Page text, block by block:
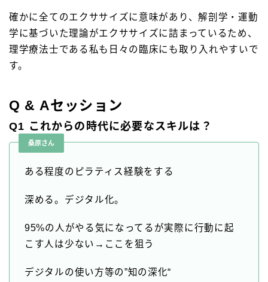
確かに全てのエクササイズに意味があり、解剖学・運動
学に基づいた理論がエクササイズに詰まっているため、
理学療法士である私も日々の臨床にも取り入れやすいで
す。
Q & Aセッション
Q1 これからの時代に必要なスキルは？
桑原さん
ある程度のピラティス経験をする
深める。デジタル化。
95%の人がやる気になってるが実際に行動に起
こす人は少ない→ここを狙う
デジタルの使い方等の”知の深化“